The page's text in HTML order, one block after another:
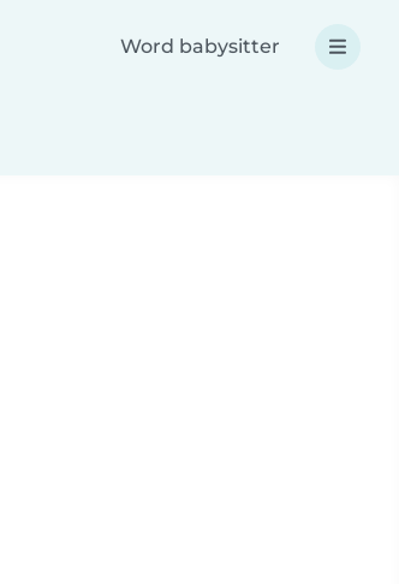
Word babysitter